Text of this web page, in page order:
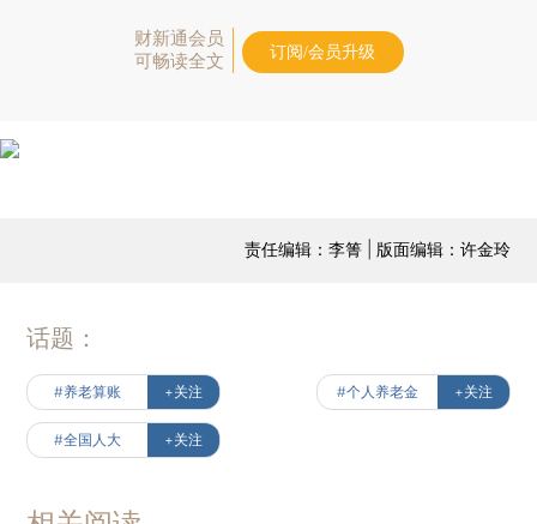
财新通会员
可畅读全文
订阅/会员升级
责任编辑：李箐 | 版面编辑：许金玲
话题：
#养老算账 +关注 #个人养老金 +关注
#全国人大 +关注